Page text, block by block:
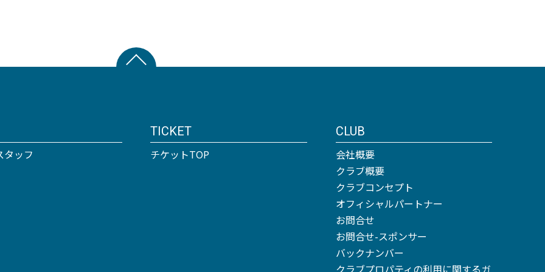
タッフ
TICKET
チケットTOP
CLUB
会社概要
クラブ概要
クラブコンセプト
オフィシャルパートナー
お問合せ
お問合せ-スポンサー
バックナンバー
クラブプロパティの利用に関するガ